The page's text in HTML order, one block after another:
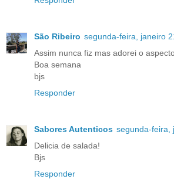
São Ribeiro segunda-feira, janeiro
Assim nunca fiz mas adorei o
Boa semana
bjs
Responder
Sabores Autenticos segunda-feira,
Delicia de salada!
Bjs
Responder